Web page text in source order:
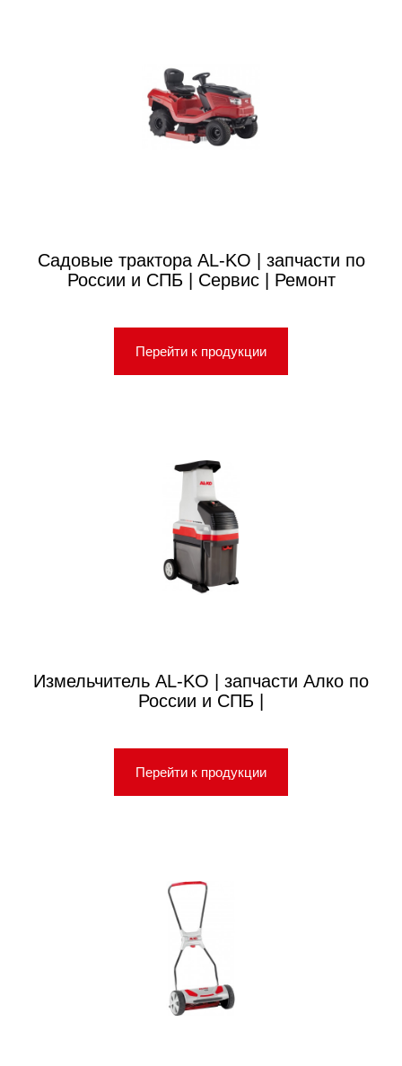
Садовые трактора AL-KO | запчасти по
России и СПБ | Сервис | Ремонт
Перейти к продукции
Измельчитель AL-KO | запчасти Алко по
России и СПБ |
Перейти к продукции